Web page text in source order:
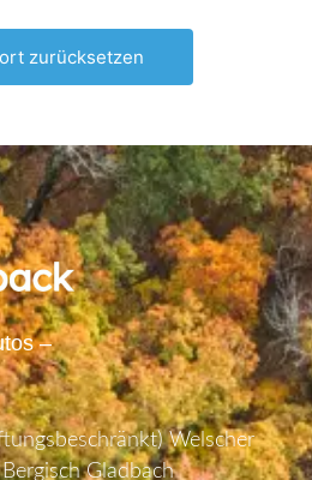
–
Welscher
Gladbach